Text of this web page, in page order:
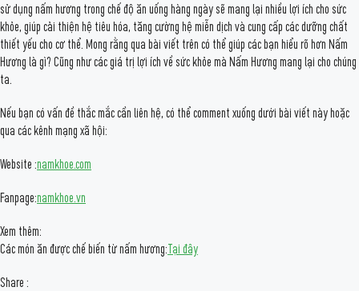
sử dụng nấm hương trong chế độ ăn uống hàng ngày sẽ mang lại nhiều lợi ích cho sức
khỏe, giúp cải thiện hệ tiêu hóa, tăng cường hệ miễn dịch và cung cấp các dưỡng chất
thiết yếu cho cơ thể. Mong rằng qua bài viết trên có thể giúp các bạn hiểu rõ hơn Nấm
Hương là gì? Cũng như các giá trị lợi ích về sức khỏe mà Nấm Hương mang lại cho chúng
ta.
Nếu bạn có vấn đề thắc mắc cần liên hệ, có thể comment xuống dưới bài viết này hoặc
qua các kênh mạng xã hội:
Website :namkhoe.com
Fanpage:namkhoe.vn
Xem thêm:
Các món ăn được chế biến từ nấm hương:Tại đây
Share :